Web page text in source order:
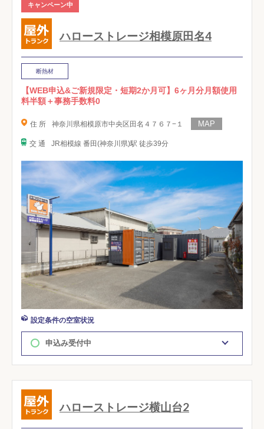
キャンペーン中
ハローストレージ相模原田名4
断熱材
【WEB申込&ご新規限定・短期2か月可】6ヶ月分月額使用
料半額＋事務手数料0
住 所 神奈川県相模原市中央区田名４７６７−１
交 通 JR相模線 番田(神奈川県)駅 徒歩39分
設定条件の空室状況
申込み受付中
ハローストレージ横山台2